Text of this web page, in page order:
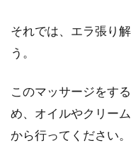
方
見
よ
それでは、エラ張り
う。
このマッサージをす
め、オイルやクリー
から行ってください。